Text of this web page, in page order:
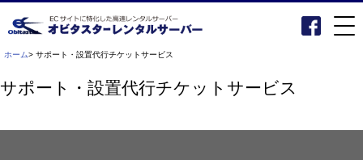
ホーム> サポート・設置代行チケットサービス
サポート・設置代行チケットサービス